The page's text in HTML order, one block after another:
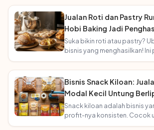
Jualan Roti dan Pastry
Hobi Baking Jadi
Suka bikin roti atau pastry?
bisnis yang menghasilkan! Ini
usaha bakery rumahan.
Bisnis Snack Kiloan:
Modal Kecil Untung
Snack kiloan adalah bisnis
profit-nya konsisten. Cocok
mau mulai tanpa ribet!